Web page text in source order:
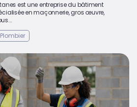
est une entreprise du bâtiment
en maçonnerie, gros œuvre,
Plombier